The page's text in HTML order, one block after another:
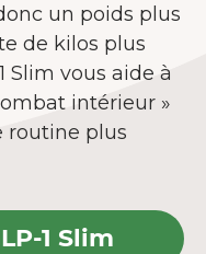
un poids plus
de kilos plus
Slim vous aide à
intérieur »
routine plus
1 Slim